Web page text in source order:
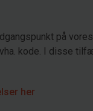
på
kode. I disse
her